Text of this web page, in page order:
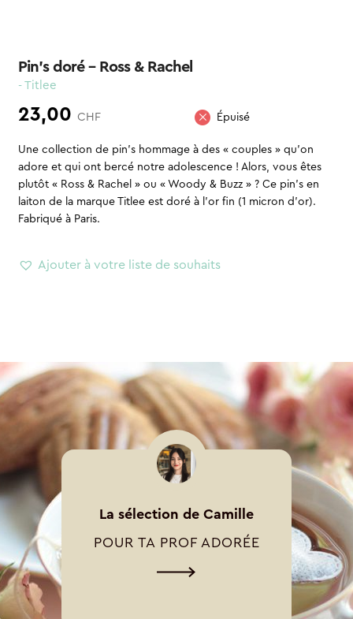
Pin’s doré – Ross & Rachel
- Titlee
23,00 CHF Épuisé
Une collection de pin’s hommage à des « couples » qu’on
adore et qui ont bercé notre adolescence ! Alors, vous êtes
plutôt « Ross & Rachel » ou « Woody & Buzz » ? Ce pin’s en
laiton de la marque Titlee est doré à l’or fin (1 micron d’or).
Fabriqué à Paris.
Ajouter à votre liste de souhaits
La sélection de Camille
POUR TA PROF ADORÉE